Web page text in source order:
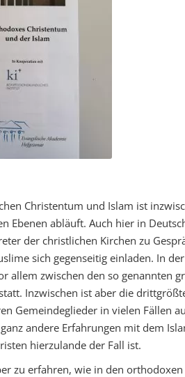
Christentum und Islam ist
Ebenen abläuft. Auch hier in
der christlichen Kirchen zu
sich gegenseitig einladen. In
allem zwischen den so genannten
Inzwischen ist aber die
Gemeindeglieder in vielen Fällen
andere Erfahrungen mit dem
hierzulande der Fall ist.
zu erfahren, wie in den